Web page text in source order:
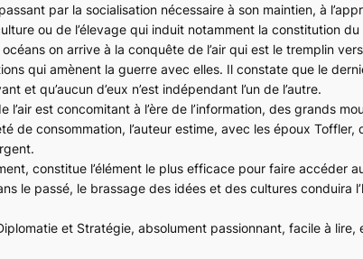
par la socialisation nécessaire à son maintien, à
ou de l’élevage qui induit notamment la constitution
on arrive à la conquête de l’air qui est le tremplin vers
qui amènent la guerre avec elles. Il constate que le
et qu’aucun d’eux n’est indépendant l’un de l’autre.
l’air est concomitant à l’ère de l’information, des grands
de consommation, l’auteur estime, avec les époux
constitue l’élément le plus efficace pour faire accéder
le passé, le brassage des idées et des cultures conduira
et Stratégie, absolument passionnant, facile à lire,